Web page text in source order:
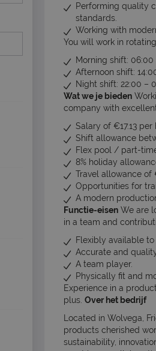
Performing quality
standards.
Working with
You will work in
Morning shift: 06:00
Afternoon shift:
Night shift: 22:00 –
Wat we je bieden
company with
Salary of €17.13
Shift allowance
Flex pool / part-
8% holiday
Travel allowance of
Opportunities for
A modern
Functie-eisen We are
in a team and
Flexibly available
Accurate and
A team player.
Physically fit and
Experience in a
plus. Over het bedrijf
Located in Wolvega,
products cherished
sustainability,